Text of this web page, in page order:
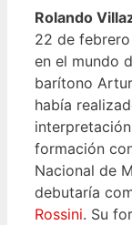
Rolando
22 de
en el mundo
barítono
había
formación
Nacional de
debutaría
Rossini. Su